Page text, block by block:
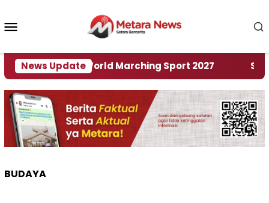
konten
News Update
Rumah World Marching Sport 2027 ‎Soal
BUDAYA